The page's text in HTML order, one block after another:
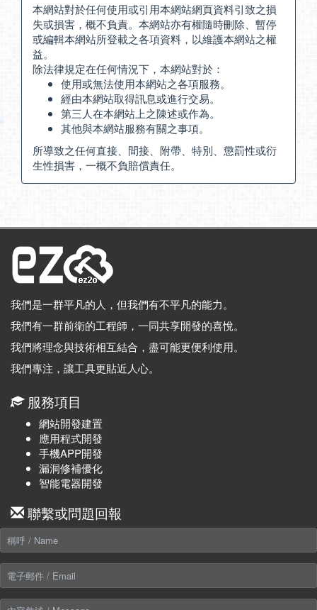
本網站對於任何使用或引用本網站網頁資料引致之損
失或損害，概不負責。本網站亦有權隨時刪除、暫停
或編輯本網站所登載之各項資料，以維護本網站之權
益。
除法律規定在任何情況下，本網站對於：
使用或無法使用本網站之各項服務。
經由本網站取得訊息或進行交易。
第三人在本網站上之陳述或作為。
其他與本網站服務有關之事項。
所導致之任何直接、間接、附帶、特別、懲罰性或衍
生性損害，一概不負賠償責任。
我們是一群平凡的人，但我們有不平凡的能力。
我們有一群前衛的工程師，一同共享開發的喜悅。
我們將理念與技術相互結合，盡可能更便利使用。
我們專注，讓工具更貼近人心。
服務項目
網站開發建置
應用程式開發
手機APP開發
漏洞修補優化
智能電器開發
聯繫或問題回報